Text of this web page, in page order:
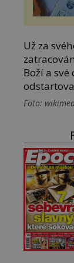
Už za
Boží a
Foto: